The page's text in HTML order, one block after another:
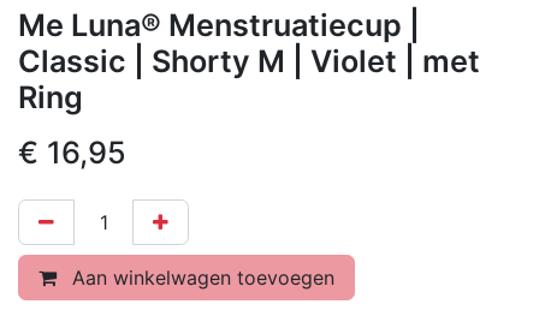
Me Luna® Menstruatiecup |
Classic | Shorty M | Violet | met
Ring
€ 16,95
Aan winkelwagen toevoegen